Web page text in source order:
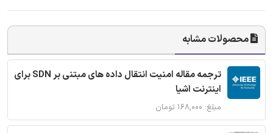
محصولات مشابه
ترجمه مقاله امنیت انتقال داده های مبتنی بر SDN برای
اینترنت اشیا
مبلغ: ۱۶۸,۰۰۰ تومان